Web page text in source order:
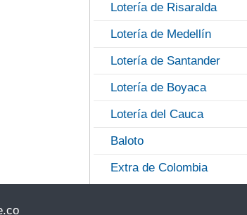
Lotería de Risaralda
Lotería de Medellín
Lotería de Santander
Lotería de Boyaca
Lotería del Cauca
Baloto
Extra de Colombia